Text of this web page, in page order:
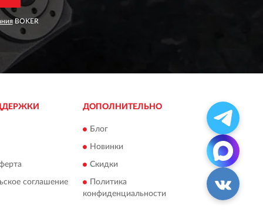
BOKER
соглашение
ДОПОЛНИТЕЛЬНО
Блог
Новинки
Скидки
Политика
конфиденциальности